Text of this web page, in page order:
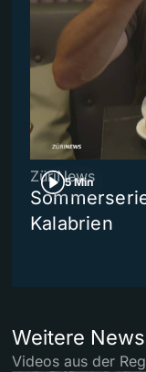
5 Min
ZüriNews
Kalabrien
Weitere News
Videos aus der